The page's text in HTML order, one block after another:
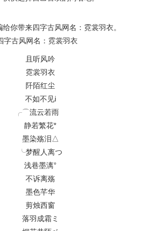
带来四字古风网名：霓裳羽衣。
且听风吟
霓裳羽衣
阡陌红尘
不如不见i
╭⌒流云若雨ゞ
静若繁花*
墨染殇泪△
╰梦醒人离つ
浅巷墨漓°
不诉离殇
墨色芊华
剪烛西窗
落羽成霜ミ